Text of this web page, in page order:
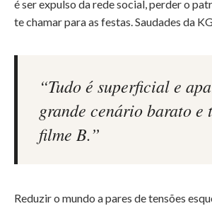
é ser expulso da rede social, perder o
te chamar para as festas. Saudades da
“Tudo é superficial e
grande cenário barato e
filme B.”
Reduzir o mundo a pares de tensões